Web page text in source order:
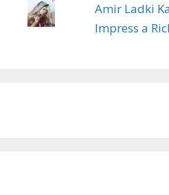
Amir Ladki
Impress a